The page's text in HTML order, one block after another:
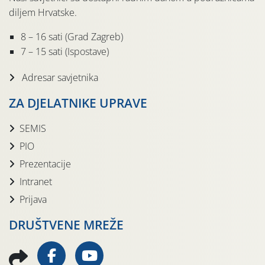
diljem Hrvatske.
8 – 16 sati (Grad Zagreb)
7 – 15 sati (Ispostave)
Adresar savjetnika
ZA DJELATNIKE UPRAVE
SEMIS
PIO
Prezentacije
Intranet
Prijava
DRUŠTVENE MREŽE